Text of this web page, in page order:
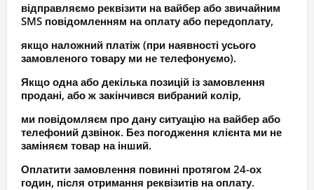
відправляємо реквізити на вайбер або звичайним
SMS повідомленням на оплату або передоплату,
якщо наложний платіж (при наявності усього
замовленого товару ми не телефонуємо).
Якщо одна або декілька позицій із замовлення
продані, або ж закінчився вибраний колір,
ми повідомляєм про дану ситуацію на вайбер або
телефоний дзвінок. Без погодження клієнта ми не
заміняєм товар на інший.
Оплатити замовлення повинні протягом 24-ох
годин, після отримання реквізитів на оплату.